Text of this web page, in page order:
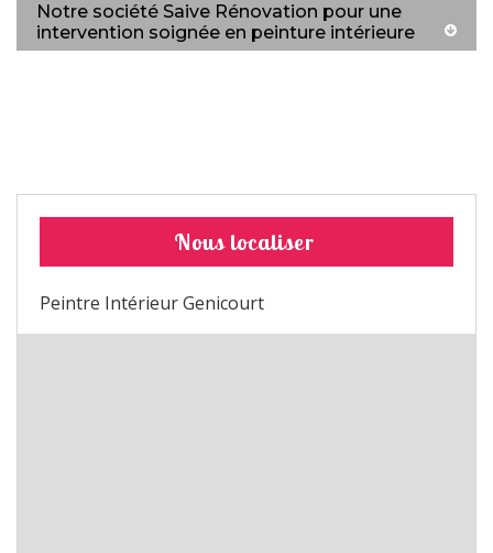
Notre société Saive Rénovation pour une
intervention soignée en peinture intérieure
Nous localiser
Peintre Intérieur Genicourt